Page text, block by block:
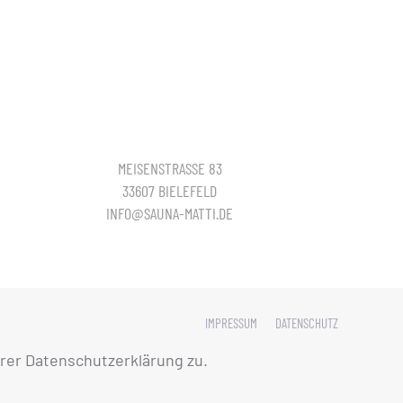
Datenschutzerklärung zu.
MEISENSTRASSE 83
33607 BIELEFELD
INFO@SAUNA-MATTI.DE
IMPRESSUM DATENSCHUTZ